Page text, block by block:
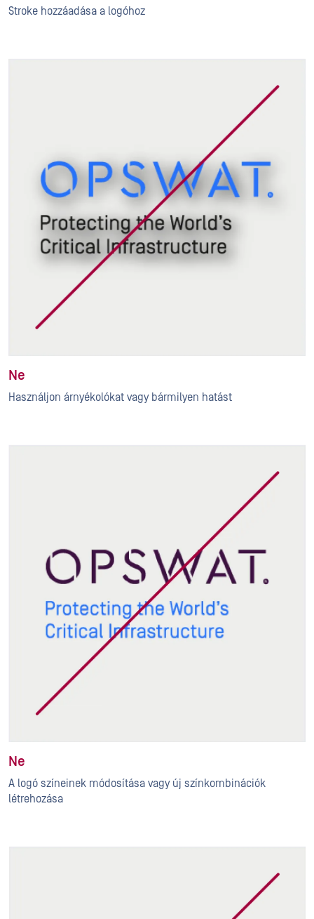
Stroke hozzáadása a logóhoz
Ne
Használjon árnyékolókat vagy bármilyen hatást
Ne
A logó színeinek módosítása vagy új színkombinációk
létrehozása